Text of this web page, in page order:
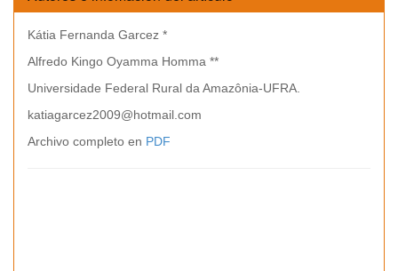
Kátia Fernanda Garcez *
Alfredo Kingo Oyamma Homma **
Universidade Federal Rural da Amazônia-UFRA.
katiagarcez2009@hotmail.com
Archivo completo en PDF